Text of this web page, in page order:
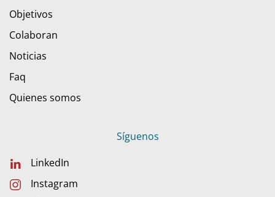
Objetivos
Colaboran
Noticias
Faq
Quienes somos
Síguenos
LinkedIn
Instagram